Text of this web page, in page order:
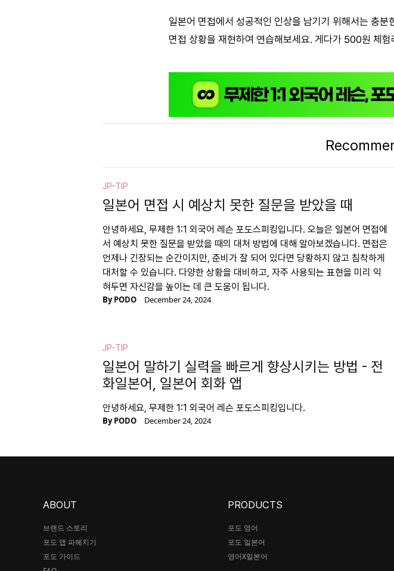
일본어 면접에서 성공적인 인상을 남기기 위해서는 충
면접 상황을 재현하여 연습해보세요. 게다가 500원 체
JP-TIP
일본어 면접 시 예상치 못한 질문을 받았을 때
안녕하세요, 무제한 1:1 외국어 레슨 포도스피킹입니다. 오늘은 일본어 면접에
서 예상치 못한 질문을 받았을 때의 대처 방법에 대해 알아보겠습니다. 면접은
언제나 긴장되는 순간이지만, 준비가 잘 되어 있다면 당황하지 않고 침착하게
대처할 수 있습니다. 다양한 상황을 대비하고, 자주 사용되는 표현을 미리 익
혀두면 자신감을 높이는 데 큰 도움이 됩니다.
ByPODO December 24, 2024
JP-TIP
일본어 말하기 실력을 빠르게 향상시키는 방법 - 전
화일본어, 일본어 회화 앱
안녕하세요, 무제한 1:1 외국어 레슨 포도스피킹입니다.
ByPODO December 24, 2024
ABOUT
브랜드 스토리
포도 앱 파헤치기
포도 가이드
PRODUCTS
포도 영어
포도 일본어
영어X일본어